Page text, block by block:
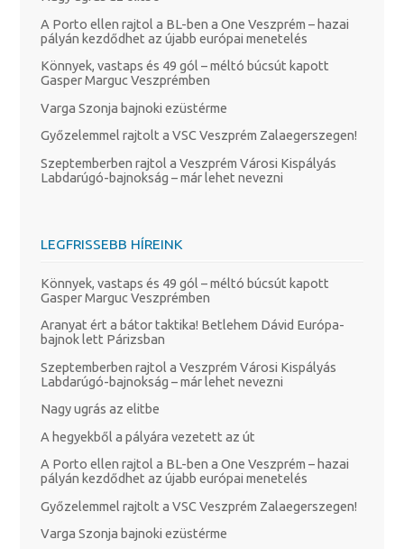
A Porto ellen rajtol a BL-ben a One Veszprém – hazai
pályán kezdődhet az újabb európai menetelés
Könnyek, vastaps és 49 gól – méltó búcsút kapott
Gasper Marguc Veszprémben
Varga Szonja bajnoki ezüstérme
Győzelemmel rajtolt a VSC Veszprém Zalaegerszegen!
Szeptemberben rajtol a Veszprém Városi Kispályás
Labdarúgó-bajnokság – már lehet nevezni
LEGFRISSEBB HÍREINK
Könnyek, vastaps és 49 gól – méltó búcsút kapott
Gasper Marguc Veszprémben
Aranyat ért a bátor taktika! Betlehem Dávid Európa-
bajnok lett Párizsban
Szeptemberben rajtol a Veszprém Városi Kispályás
Labdarúgó-bajnokság – már lehet nevezni
Nagy ugrás az elitbe
A hegyekből a pályára vezetett az út
A Porto ellen rajtol a BL-ben a One Veszprém – hazai
pályán kezdődhet az újabb európai menetelés
Győzelemmel rajtolt a VSC Veszprém Zalaegerszegen!
Varga Szonja bajnoki ezüstérme